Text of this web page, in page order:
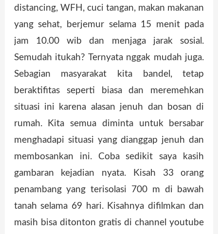
distancing, WFH, cuci tangan, makan makanan
yang sehat, berjemur selama 15 menit pada
jam 10.00 wib dan menjaga jarak sosial.
Semudah itukah? Ternyata nggak mudah juga.
Sebagian masyarakat kita bandel, tetap
beraktifitas seperti biasa dan meremehkan
situasi ini karena alasan jenuh dan bosan di
rumah. Kita semua diminta untuk bersabar
menghadapi situasi yang dianggap jenuh dan
membosankan ini. Coba sedikit saya kasih
gambaran kejadian nyata. Kisah 33 orang
penambang yang terisolasi 700 m di bawah
tanah selama 69 hari. Kisahnya difilmkan dan
masih bisa ditonton gratis di channel youtube